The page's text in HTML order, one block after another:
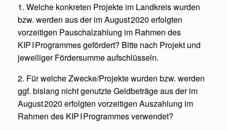
1. Welche konkreten Projekte im Landkreis wurden
bzw. werden aus der im August 2020 erfolgten
vorzeitigen Pauschalzahlung im Rahmen des
KIP I Programmes gefördert? Bitte nach Projekt und
jeweiliger Fördersumme aufschlüsseln.
2. Für welche Zwecke/Projekte wurden bzw. werden
ggf. bislang nicht genutzte Geldbeträge aus der im
August 2020 erfolgten vorzeitigen Auszahlung im
Rahmen des KIP I Programmes verwendet?